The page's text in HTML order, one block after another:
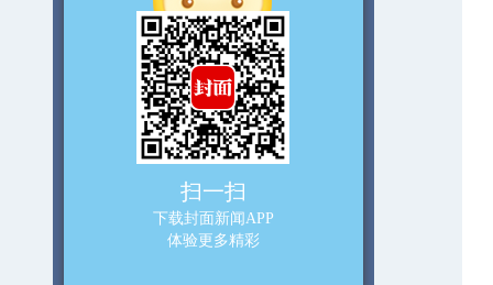
扫一扫
下载封面新闻APP
体验更多精彩